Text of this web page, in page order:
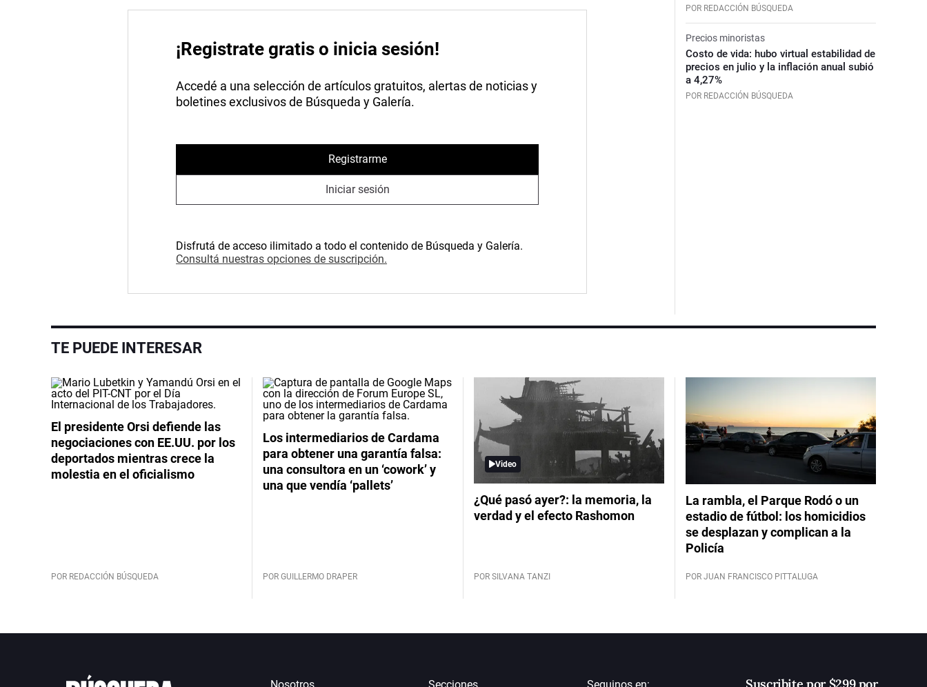
¡Registrate gratis o inicia sesión!
Accedé a una selección de artículos gratuitos, alertas de noticias y
boletines exclusivos de Búsqueda y Galería.
Registrarme
Iniciar sesión
Disfrutá de acceso ilimitado a todo el contenido de Búsqueda y Galería.
Consultá nuestras opciones de suscripción.
POR REDACCIÓN BÚSQUEDA
Precios minoristas
Costo de vida: hubo virtual estabilidad de
precios en julio y la inflación anual subió
a 4,27%
POR REDACCIÓN BÚSQUEDA
TE PUEDE INTERESAR
El presidente Orsi defiende las
negociaciones con EE.UU. por los
deportados mientras crece la
molestia en el oficialismo
POR REDACCIÓN BÚSQUEDA
Los intermediarios de Cardama
para obtener una garantía falsa:
una consultora en un ‘cowork’ y
una que vendía ‘pallets’
POR GUILLERMO DRAPER
Video
¿Qué pasó ayer?: la memoria, la
verdad y el efecto Rashomon
POR SILVANA TANZI
La rambla, el Parque Rodó o un
estadio de fútbol: los homicidios
se desplazan y complican a la
Policía
POR JUAN FRANCISCO PITTALUGA
Nosotros
Secciones
Seguinos en:
Suscribite por $299 por